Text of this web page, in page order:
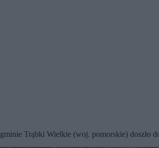
Trąbki Wielkie (woj. pomorskie) doszło